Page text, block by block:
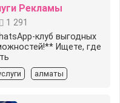
Рекламы
1 291
клуб выгодных
Ищете, где
алматы